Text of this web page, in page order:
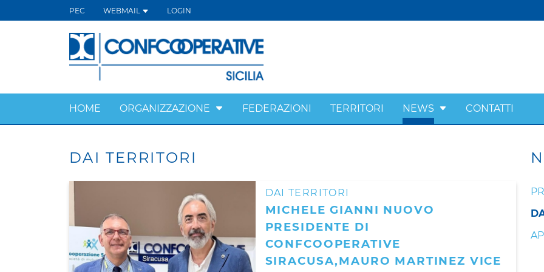
PEC WEBMAIL LOGIN
HOME ORGANIZZAZIONE FEDERAZIONI TERRITORI NEWS CONTATTI
DAI TERRITORI
DAI TERRITORI
MICHELE GIANNI NUOVO
PRESIDENTE DI
CONFCOOPERATIVE
SIRACUSA,MAURO MARTINEZ VICE